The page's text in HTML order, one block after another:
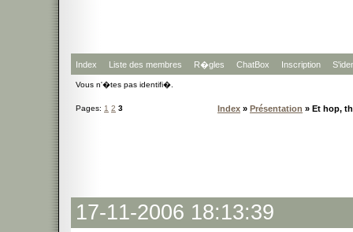
Index Liste des membres R�gles ChatBox Inscription
Vous n'�tes pas identifi�.
Pages: 1 2 3 Index » Présentation » Et hop,
17-11-2006 18:13:39